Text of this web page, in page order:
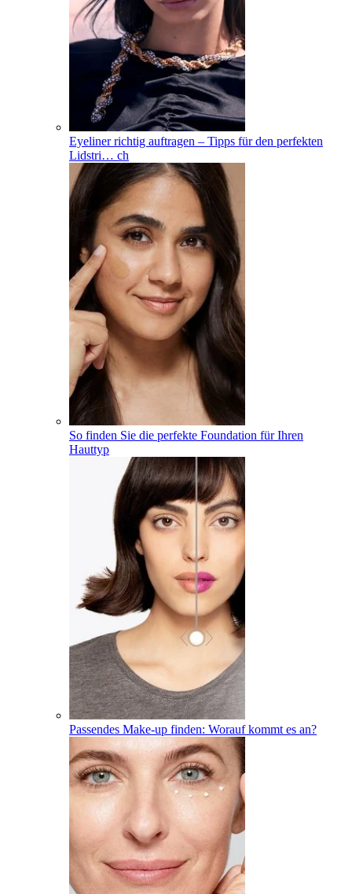
Eyeliner richtig auftragen – Tipps für den perfekten
Lidstri… ch
So finden Sie die perfekte Foundation für Ihren
Hauttyp
Passendes Make-up finden: Worauf kommt es an?